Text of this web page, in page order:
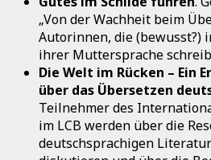
„Von der Wachheit beim
Autorinnen, die (bewusst?)
ihrer Muttersprache
Die Welt im Rücken – Ein
über das Übersetzen
Teilnehmer des
im LCB werden über die
deutschsprachigen